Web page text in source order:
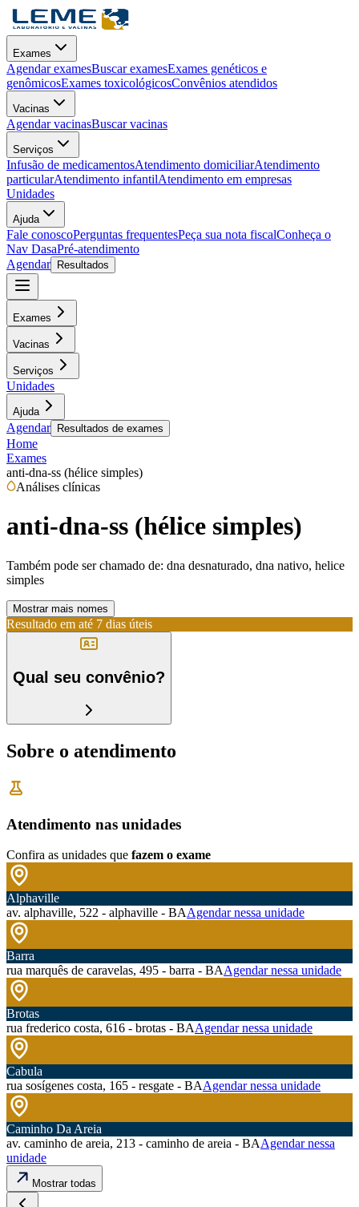
Exames
Agendar examesBuscar examesExames genéticos e
genômicosExames toxicológicosConvênios atendidos
Vacinas
Agendar vacinasBuscar vacinas
Serviços
Infusão de medicamentosAtendimento domiciliarAtendimento
particularAtendimento infantilAtendimento em empresas
Unidades
Ajuda
Fale conoscoPerguntas frequentesPeça sua nota fiscalConheça o
Nav DasaPré-atendimento
Agendar
Resultados
Exames
Vacinas
Serviços
Unidades
Ajuda
Agendar Resultados de exames
Home
Exames
anti-dna-ss (hélice simples)
Análises clínicas
anti-dna-ss (hélice simples)
Também pode ser chamado de: dna desnaturado, dna nativo, helice
simples
Mostrar mais nomes
Resultado em até 7 dias úteis
Qual seu convênio?
Sobre o atendimento
Atendimento nas unidades
Confira as unidades que fazem o exame
Alphaville
av. alphaville, 522 - alphaville - BAAgendar nessa unidade
Barra
rua marquês de caravelas, 495 - barra - BAAgendar nessa unidade
Brotas
rua frederico costa, 616 - brotas - BAAgendar nessa unidade
Cabula
rua sosígenes costa, 165 - resgate - BAAgendar nessa unidade
Caminho Da Areia
av. caminho de areia, 213 - caminho de areia - BAAgendar nessa
unidade
Mostrar todas